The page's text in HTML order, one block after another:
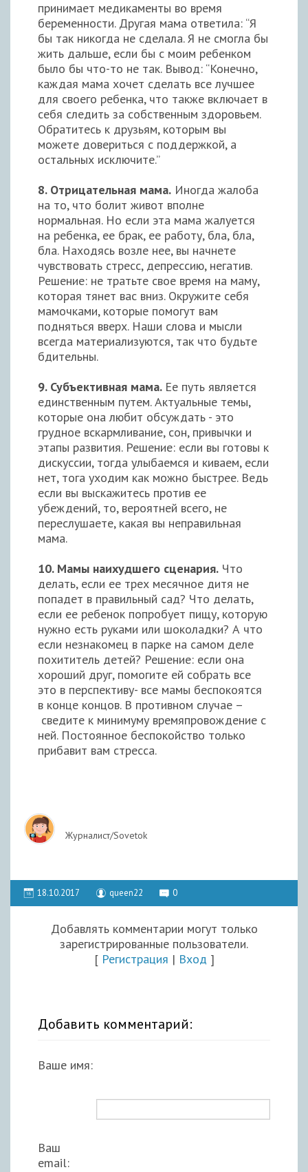
принимает медикаменты во время
беременности. Другая мама ответила: “Я
бы так никогда не сделала. Я не смогла бы
жить дальше, если бы с моим ребенком
было бы что-то не так. Вывод: “Конечно,
каждая мама хочет сделать все лучшее
для своего ребенка, что также включает в
себя следить за собственным здоровьем.
Обратитесь к друзьям, которым вы
можете довериться с поддержкой, а
остальных исключите.”
8. Отрицательная мама. Иногда жалоба
на то, что болит живот вполне
нормальная. Но если эта мама жалуется
на ребенка, ее брак, ее работу, бла, бла,
бла. Находясь возле нее, вы начнете
чувствовать стресс, депрессию, негатив.
Решение: не тратьте свое время на маму,
которая тянет вас вниз. Окружите себя
мамочками, которые помогут вам
подняться вверх. Наши слова и мысли
всегда материализуются, так что будьте
бдительны.
9. Субъективная мама. Ее путь является
единственным путем. Актуальные темы,
которые она любит обсуждать - это
грудное вскармливание, сон, привычки и
этапы развития. Решение: если вы готовы к
дискуссии, тогда улыбаемся и киваем, если
нет, тога уходим как можно быстрее. Ведь
если вы выскажитесь против ее
убеждений, то, вероятней всего, не
переслушаете, какая вы неправильная
мама.
10. Мамы наихудшего сценария. Что
делать, если ее трех месячное дитя не
попадет в правильный сад? Что делать,
если ее ребенок попробует пищу, которую
нужно есть руками или шоколадки? А что
если незнакомец в парке на самом деле
похититель детей? Решение: если она
хороший друг, помогите ей собрать все
это в перспективу- все мамы беспокоятся
в конце концов. В противном случае –
сведите к минимуму времяпровождение с
ней. Постоянное беспокойство только
прибавит вам стресса.
Журналист/Sovetok
18.10.2017 queen22 0
Добавлять комментарии могут только
зарегистрированные пользователи.
[ Регистрация | Вход ]
Добавить комментарий:
Ваше имя:
Ваш
email: